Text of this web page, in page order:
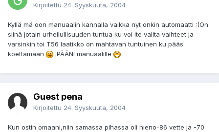
Kirjoitettu 24. Syyskuuta, 2004
Kyllä mä oon manuaalin kannalla vaikka nyt onkin automaatti :(On
siinä jotain urheilullisuuden tuntua ku voi ite valita vaihteet ja
varsinkin toi T56 laatikko on mahtavan tuntuinen ku pääs
koettamaan
:PÄÄNI manuaalille
Guest pena
Kirjoitettu 24. Syyskuuta, 2004
Kun ostin omaani,niin samassa pihassa oli hieno-86 vette ja -70